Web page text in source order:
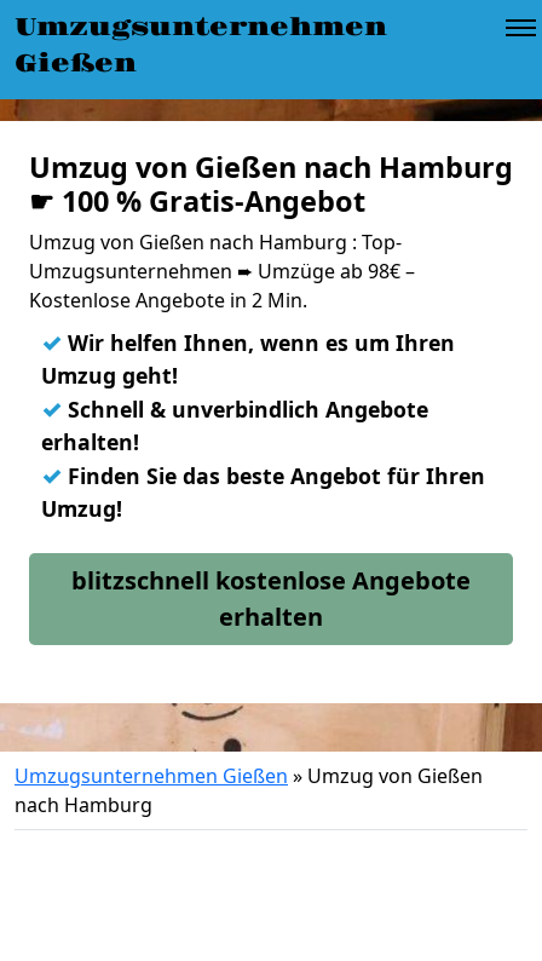
Umzugsunternehmen
Gießen
Umzug von Gießen nach Hamburg
☛ 100 % Gratis-Angebot
Umzug von Gießen nach Hamburg : Top-
Umzugsunternehmen ➨ Umzüge ab 98€ –
Kostenlose Angebote in 2 Min.
✓ Wir helfen Ihnen, wenn es um Ihren
Umzug geht!
✓ Schnell & unverbindlich Angebote
erhalten!
✓ Finden Sie das beste Angebot für Ihren
Umzug!
blitzschnell kostenlose Angebote
erhalten
Umzugsunternehmen Gießen » Umzug von Gießen
nach Hamburg